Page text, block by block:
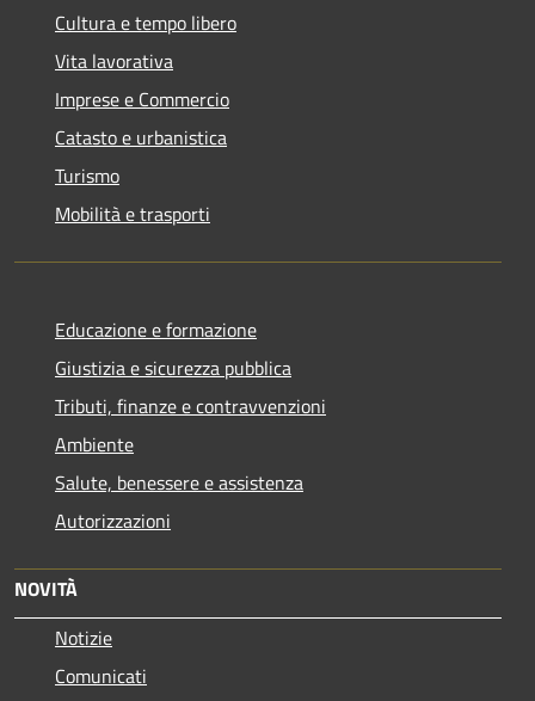
Cultura e tempo libero
Vita lavorativa
Imprese e Commercio
Catasto e urbanistica
Turismo
Mobilità e trasporti
Educazione e formazione
Giustizia e sicurezza pubblica
Tributi, finanze e contravvenzioni
Ambiente
Salute, benessere e assistenza
Autorizzazioni
NOVITÀ
Notizie
Comunicati